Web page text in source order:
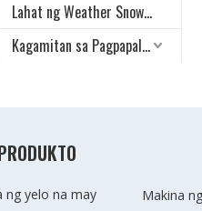
Lahat ng Weather Snow Making System
Kagamitan sa Pagpapalamig na Pang-industriya
ng yelo na may Makina